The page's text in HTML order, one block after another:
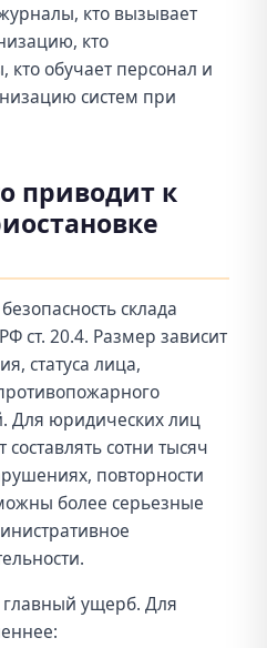
кто вызывает
кто
кто обучает персонал и
систем при
приводит к
склада
ст. 20.4. Размер зависит
статуса лица,
Для юридических лиц
сотни тысяч
повторности
более серьезные
ущерб. Для